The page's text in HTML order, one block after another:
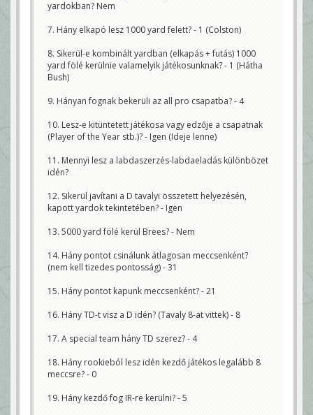
yardokban? Nem
7. Hány elkapó lesz 1000 yard felett? - 1 (Colston)
8. Sikerül-e kombinált yardban (elkapás + futás) 1000
yard fölé kerülnie valamelyik játékosunknak? - 1 (Hátha
Bush)
9. Hányan fognak bekerüli az all pro csapatba? - 4
10. Lesz-e kitüntetett játékosa vagy edzője a csapatnak
(Player of the Year stb.)? - Igen (Ideje lenne)
11. Mennyi lesz a labdaszerzés-labdaeladás különbözet
idén?
12. Sikerül javítani a D tavalyi összetett helyezésén,
kapott yardok tekintetében? - Igen
13. 5000 yard fölé kerül Brees? - Nem
14. Hány pontot csinálunk átlagosan meccsenként?
(nem kell tizedes pontosság) - 31
15. Hány pontot kapunk meccsenként? - 21
16. Hány TD-t visz a D idén? (Tavaly 8-at vittek) - 8
17. A special team hány TD szerez? - 4
18. Hány rookieból lesz idén kezdő játékos legalább 8
meccsre? - 0
19. Hány kezdő fog IR-re kerülni? - 5